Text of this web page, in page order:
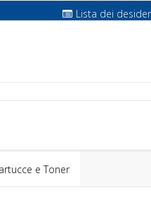
Lista dei
e Toner